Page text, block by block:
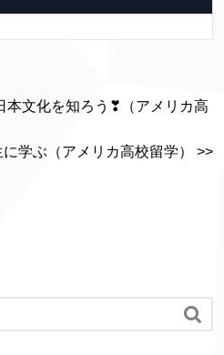
本文化を知ろう❣（アメリカ高
学ぶ（アメリカ高校留学） >>
